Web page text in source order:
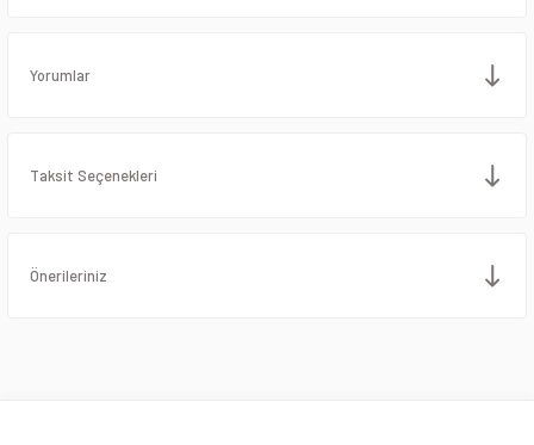
Yorumlar
Taksit Seçenekleri
Önerileriniz